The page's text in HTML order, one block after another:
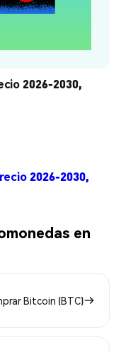
2026-2030,
2026-2030,
en
Bitcoin (BTC)